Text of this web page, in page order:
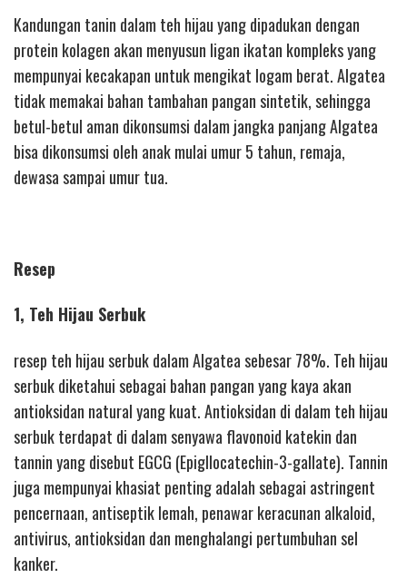
Kandungan tanin dalam teh hijau yang dipadukan dengan
protein kolagen akan menyusun ligan ikatan kompleks yang
mempunyai kecakapan untuk mengikat logam berat. Algatea
tidak memakai bahan tambahan pangan sintetik, sehingga
betul-betul aman dikonsumsi dalam jangka panjang Algatea
bisa dikonsumsi oleh anak mulai umur 5 tahun, remaja,
dewasa sampai umur tua.
Resep
1, Teh Hijau Serbuk
resep teh hijau serbuk dalam Algatea sebesar 78%. Teh hijau
serbuk diketahui sebagai bahan pangan yang kaya akan
antioksidan natural yang kuat. Antioksidan di dalam teh hijau
serbuk terdapat di dalam senyawa flavonoid katekin dan
tannin yang disebut EGCG (Epigllocatechin-3-gallate). Tannin
juga mempunyai khasiat penting adalah sebagai astringent
pencernaan, antiseptik lemah, penawar keracunan alkaloid,
antivirus, antioksidan dan menghalangi pertumbuhan sel
kanker.